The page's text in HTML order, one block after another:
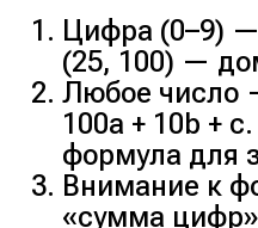
Цифра (0–9)
(25, 100) —
Любое число
100a + 10b +
формула для
Внимание к
«сумма